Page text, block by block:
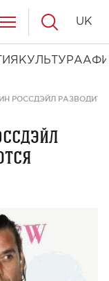
КУЛЬТУРА
UK
РОССДЭЙЛ